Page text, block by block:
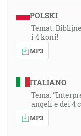
POLSKI
Temat:
i 4 koni!
MP3
ITALIANO
Tema:
angeli e dei 4
MP3